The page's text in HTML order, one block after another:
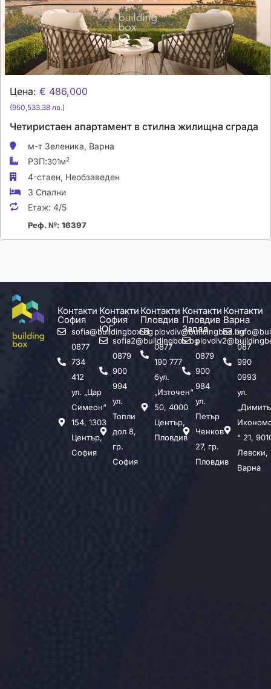
Цена: € 486,000
(950,533.38 лв.)
Четиристаен апартамент в стилна жилищна сграда
м-т Зеленика, Варна
РЗП:301м2
4-стаен, Необзаведен
3 Спални
Етаж: 4/5
Реф. №: 16397
Контакти
София
sofia@buildingbox.bg
0877
734
412
ул. „Цар
Симеон“
154, 1303
Център,
София
Контакти
София
ЮГ
sofia2@buildingbox.bg
0879
900
994
ул.
Топли
дол 8,
гр.
София
Контакти
Пловдив
plovdiv@buildingbox.bg
0877
190 777
бул.
„Източен“
50, 4000
Център,
Пловдив
Контакти
Пловдив
Запад
0879
900
984
ул.
Петър
Ченков
27, гр.
Пловдив
Контакти
Варна
087
990
0993
ул.
“ 21,
Левски,
Варна